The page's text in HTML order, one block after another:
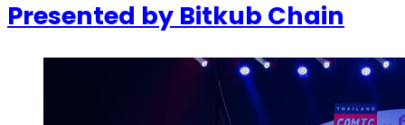
Presented by Bitkub Chain